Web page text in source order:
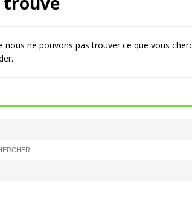
nous ne pouvons pas trouver ce que vous